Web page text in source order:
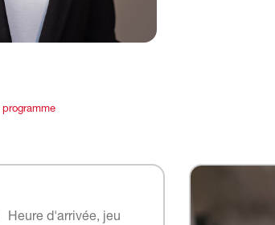
programme
Heure d'arrivée, jeu